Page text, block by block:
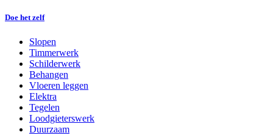
Doe het zelf
Slopen
Timmerwerk
Schilderwerk
Behangen
Vloeren leggen
Elektra
Tegelen
Loodgieterswerk
Duurzaam